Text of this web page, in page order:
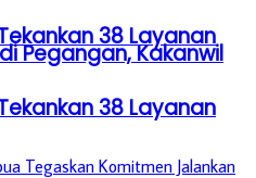
38 Layanan
Pegangan, Kakanwil
38 Layanan